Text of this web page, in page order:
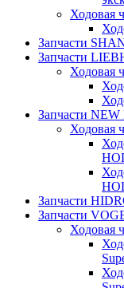
Ходовая
Запчасти
Запчасти
Ходовая
Запчасти
Ходовая
Запчасти
Запчасти
Ходовая